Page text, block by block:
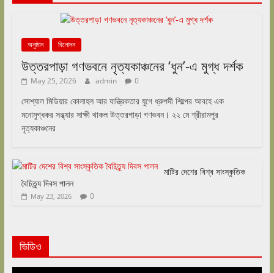
অনুষ্ঠান বিনোদন
উত্তরপাড়া গণভবনে নৃত্যকাঞ্চনের ‘ধুন’-এ মুগ্ধ দর্শক
May 25, 2026 admin 0
সোশ্যাল মিডিয়ার কোলাহল আর যান্ত্রিকতার যুগে ধ্রুপদী শিল্পের আবহে এক
মনোমুগ্ধকর সন্ধ্যার সাক্ষী থাকল উত্তরপাড়া গণভবন। ২২ মে শ্রীরামপুর
নৃত্যকাঞ্চনের
মাটির দেশের বিশ্ব সাংস্কৃতিক
বৈচিত্র্য দিবস পালন
May 23, 2026 0
ভিডিও